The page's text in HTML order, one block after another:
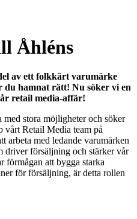
Åhléns
av ett folkkärt varumärke
du hamnat rätt! Nu söker vi en
retail media-affär!
med stora möjligheter och söker
vårt Retail Media team på
arbeta med ledande varumärken
driver försäljning och stärker vår
förmågan att bygga starka
för försäljning, är detta rollen